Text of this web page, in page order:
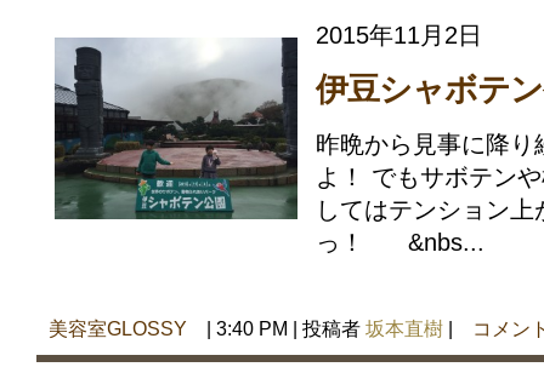
2015年11月2日
伊豆シャボテ
昨晩から見事に降
よ！ でもサボテン
してはテンション
っ！ &nbs...
美容室GLOSSY | 3:40 PM | 投稿者 坂本直樹 | コメン